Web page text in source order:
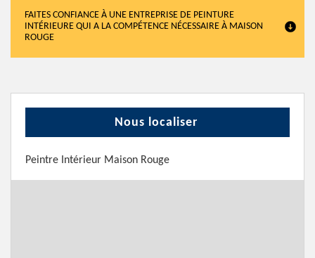
FAITES CONFIANCE À UNE ENTREPRISE DE PEINTURE
INTÉRIEURE QUI A LA COMPÉTENCE NÉCESSAIRE À MAISON
ROUGE
Nous localiser
Peintre Intérieur Maison Rouge